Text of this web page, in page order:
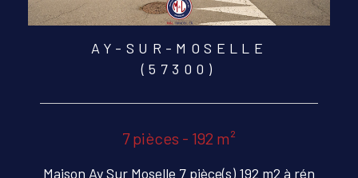
AY-SUR-MOSELLE
(57300)
7 pièces - 192 m²
Maison Ay Sur Moselle 7 pièce(s) 192 m2 à rén